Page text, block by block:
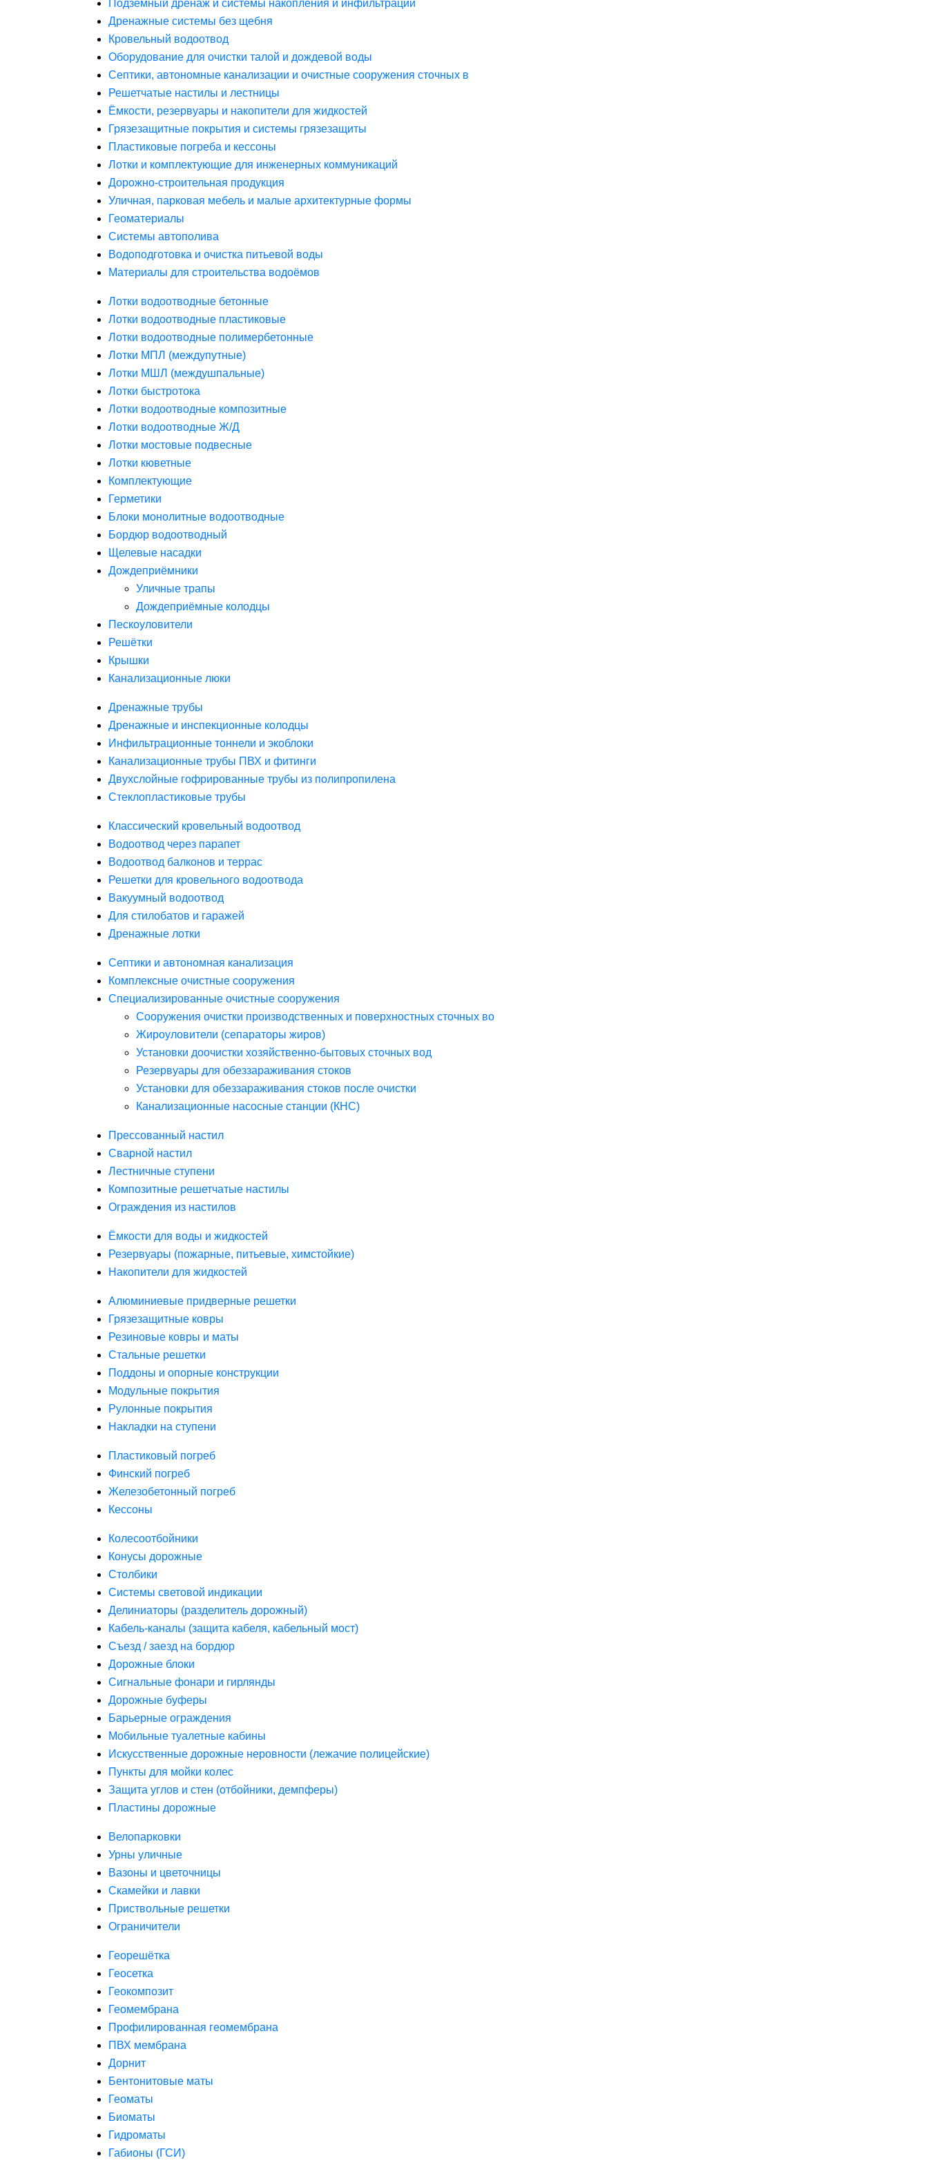
Подземный дренаж и системы накопления и инфильтрации
Дренажные системы без щебня
Кровельный водоотвод
Оборудование для очистки талой и дождевой воды
Септики, автономные канализации и очистные сооружения сточных в
Решетчатые настилы и лестницы
Ёмкости, резервуары и накопители для жидкостей
Грязезащитные покрытия и системы грязезащиты
Пластиковые погреба и кессоны
Лотки и комплектующие для инженерных коммуникаций
Дорожно-строительная продукция
Уличная, парковая мебель и малые архитектурные формы
Геоматериалы
Системы автополива
Водоподготовка и очистка питьевой воды
Материалы для строительства водоёмов
Лотки водоотводные бетонные
Лотки водоотводные пластиковые
Лотки водоотводные полимербетонные
Лотки МПЛ (междупутные)
Лотки МШЛ (междушпальные)
Лотки быстротока
Лотки водоотводные композитные
Лотки водоотводные Ж/Д
Лотки мостовые подвесные
Лотки кюветные
Комплектующие
Герметики
Блоки монолитные водоотводные
Бордюр водоотводный
Щелевые насадки
Дождеприёмники
Уличные трапы
Дождеприёмные колодцы
Пескоуловители
Решётки
Крышки
Канализационные люки
Дренажные трубы
Дренажные и инспекционные колодцы
Инфильтрационные тоннели и экоблоки
Канализационные трубы ПВХ и фитинги
Двухслойные гофрированные трубы из полипропилена
Стеклопластиковые трубы
Классический кровельный водоотвод
Водоотвод через парапет
Водоотвод балконов и террас
Решетки для кровельного водоотвода
Вакуумный водоотвод
Для стилобатов и гаражей
Дренажные лотки
Септики и автономная канализация
Комплексные очистные сооружения
Специализированные очистные сооружения
Сооружения очистки производственных и поверхностных сточных во
Жироуловители (сепараторы жиров)
Установки доочистки хозяйственно-бытовых сточных вод
Резервуары для обеззараживания стоков
Установки для обеззараживания стоков после очистки
Канализационные насосные станции (КНС)
Прессованный настил
Сварной настил
Лестничные ступени
Композитные решетчатые настилы
Ограждения из настилов
Ёмкости для воды и жидкостей
Резервуары (пожарные, питьевые, химстойкие)
Накопители для жидкостей
Алюминиевые придверные решетки
Грязезащитные ковры
Резиновые ковры и маты
Стальные решетки
Поддоны и опорные конструкции
Модульные покрытия
Рулонные покрытия
Накладки на ступени
Пластиковый погреб
Финский погреб
Железобетонный погреб
Кессоны
Колесоотбойники
Конусы дорожные
Столбики
Системы световой индикации
Делиниаторы (разделитель дорожный)
Кабель-каналы (защита кабеля, кабельный мост)
Съезд / заезд на бордюр
Дорожные блоки
Сигнальные фонари и гирлянды
Дорожные буферы
Барьерные ограждения
Мобильные туалетные кабины
Искусственные дорожные неровности (лежачие полицейские)
Пункты для мойки колес
Защита углов и стен (отбойники, демпферы)
Пластины дорожные
Велопарковки
Урны уличные
Вазоны и цветочницы
Скамейки и лавки
Приствольные решетки
Ограничители
Георешётка
Геосетка
Геокомпозит
Геомембрана
Профилированная геомембрана
ПВХ мембрана
Дорнит
Бентонитовые маты
Геоматы
Биоматы
Гидроматы
Габионы (ГСИ)